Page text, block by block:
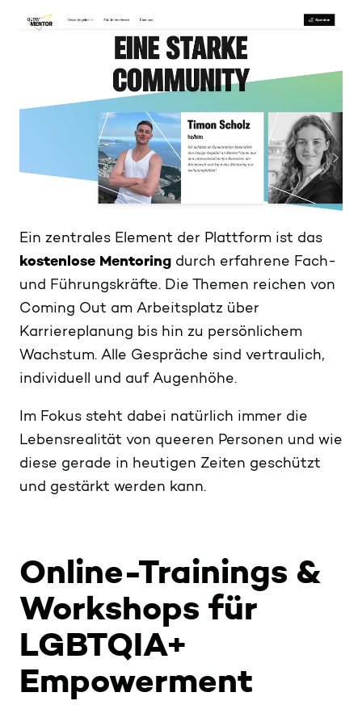
Ein zentrales Element der Plattform ist das
kostenlose Mentoring durch erfahrene Fach-
und Führungskräfte. Die Themen reichen von
Coming Out am Arbeitsplatz über
Karriereplanung bis hin zu persönlichem
Wachstum. Alle Gespräche sind vertraulich,
individuell und auf Augenhöhe.
Im Fokus steht dabei natürlich immer die
Lebensrealität von queeren Personen und wie
diese gerade in heutigen Zeiten geschützt
und gestärkt werden kann.
Online-Trainings &
Workshops für
LGBTQIA+
Empowerment